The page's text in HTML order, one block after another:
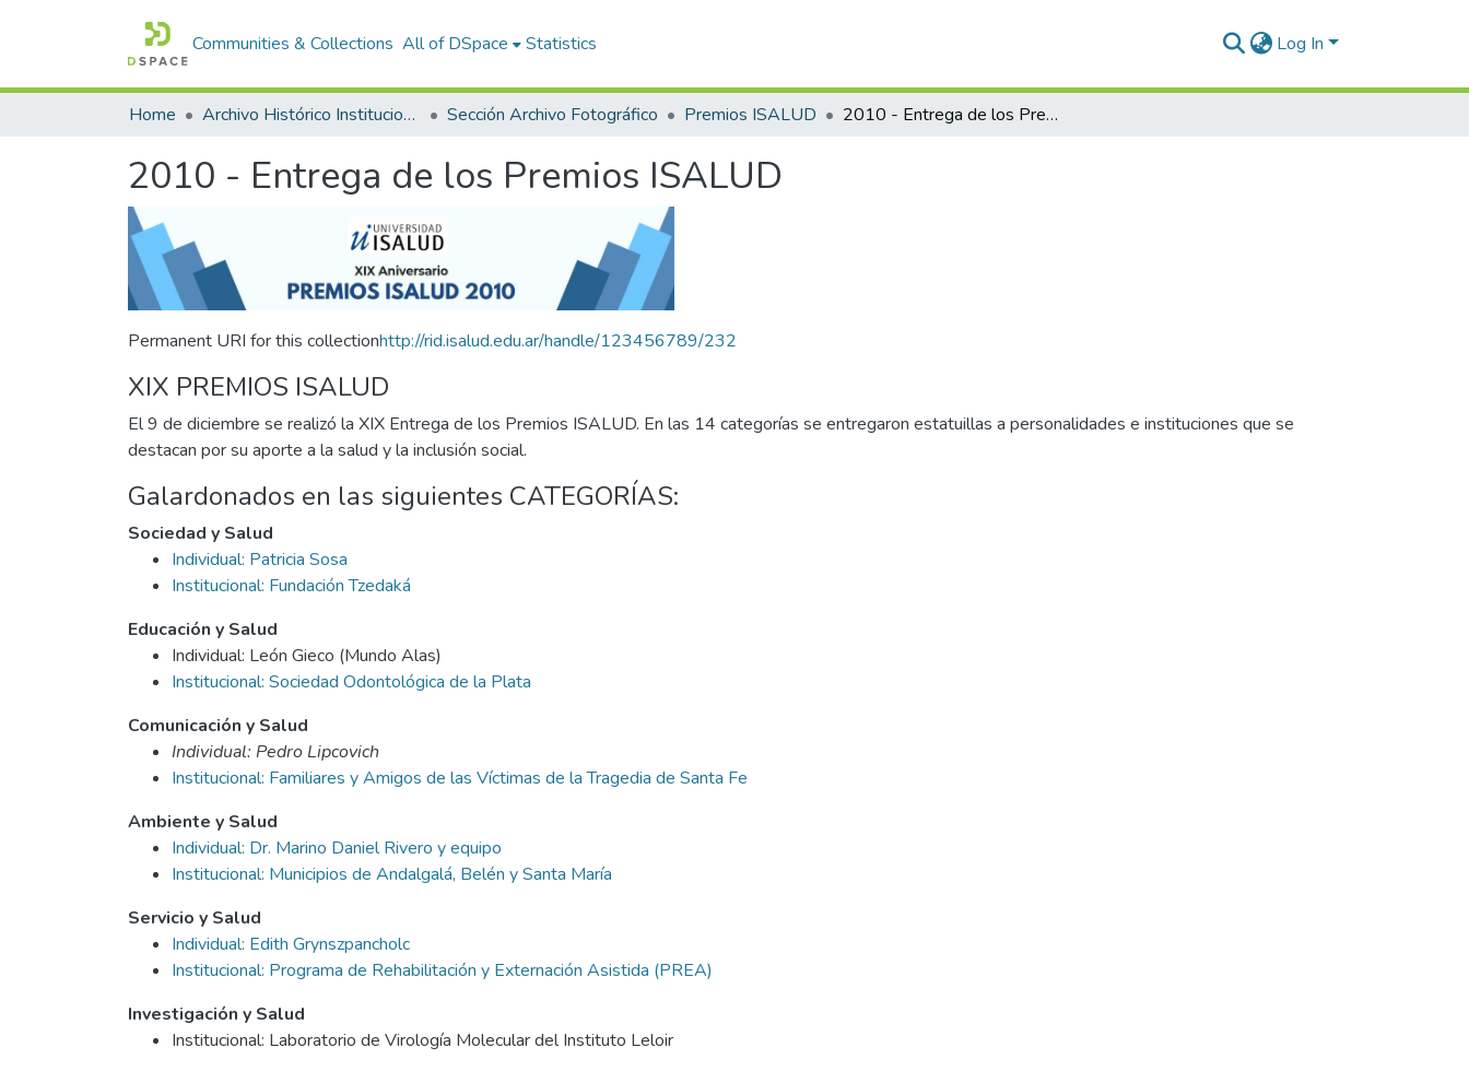
Communities & Collections All of DSpace Statistics Log In
Home Archivo Histórico Institucional Sección Archivo Fotográfico Premios ISALUD 2010 - Entrega de los Premios ISALUD
2010 - Entrega de los Premios ISALUD
Permanent URI for this collectionhttp://rid.isalud.edu.ar/handle/123456789/232
XIX PREMIOS ISALUD
El 9 de diciembre se realizó la XIX Entrega de los Premios ISALUD. En las 14 categorías se entregaron estatuillas a personalidades e instituciones que se
destacan por su aporte a la salud y la inclusión social.
Galardonados en las siguientes CATEGORÍAS:
Sociedad y Salud
Individual: Patricia Sosa
Institucional: Fundación Tzedaká
Educación y Salud
Individual: León Gieco (Mundo Alas)
Institucional: Sociedad Odontológica de la Plata
Comunicación y Salud
Individual: Pedro Lipcovich
Institucional: Familiares y Amigos de las Víctimas de la Tragedia de Santa Fe
Ambiente y Salud
Individual: Dr. Marino Daniel Rivero y equipo
Institucional: Municipios de Andalgalá, Belén y Santa María
Servicio y Salud
Individual: Edith Grynszpancholc
Institucional: Programa de Rehabilitación y Externación Asistida (PREA)
Investigación y Salud
Institucional: Laboratorio de Virología Molecular del Instituto Leloir